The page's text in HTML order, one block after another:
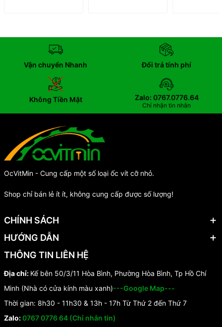
Vận chuyển Nhanh Đổi trả tính phí
Không Tiền Mặt Zalo: 0767.0776.64
Chỉ nhận tin nhắn
OcVitMin - Cung cấp một số loại ốc vít cỡ nhỏ.
Shop chỉ bán lẻ ít ít, không cung cấp được số lượng!
CHÍNH SÁCH
HƯỚNG DẪN
THÔNG TIN LIÊN HỆ
Địa chỉ: Kế bên 50/3/11 Hòa Bình, Phường Hòa Bình, Tp Hồ Chí
Minh (Nhà có cửa kính màu xanh)---Google Map---
Thời gian: 8h30 - 11h30 & 13h - 17h Từ Thứ 2 đến Thứ 7
Zalo:0767 0776 64 (Chỉ nhắn tin)